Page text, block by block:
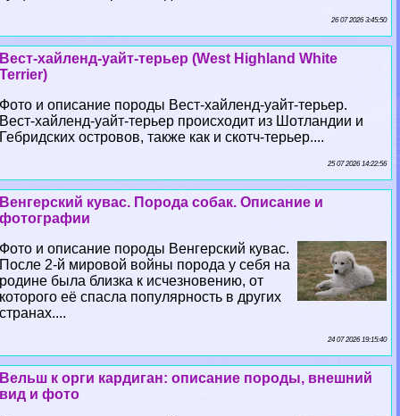
26 07 2026 3:45:50
Вест-хайленд-уайт-терьер (West Highland White
Terrier)
Фото и описание породы Вест-хайленд-уайт-терьер.
Вест-хайленд-уайт-терьер происходит из Шотландии и
Гебридских островов, также как и скотч-терьер....
25 07 2026 14:22:56
Венгерский кувас. Порода собак. Описание и
фотографии
Фото и описание породы Венгерский кувас.
После 2-й мировой войны порода у себя на
родине была близка к исчезновению, от
которого её спасла популярность в других
странах....
24 07 2026 19:15:40
Вельш к opги кардиган: описание породы, внешний
вид и фото